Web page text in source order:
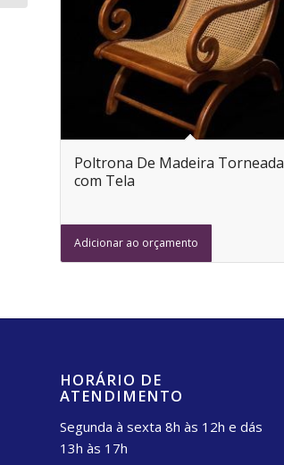
Poltrona De Madeira Torneada
com Tela
Adicionar ao orçamento
HORÁRIO DE
ATENDIMENTO
Segunda à sexta 8h às 12h e dás
13h às 17h